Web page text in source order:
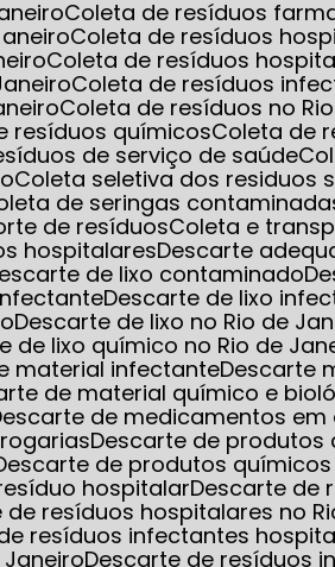
Coleta de resíduos
Coleta de resíduos
Coleta de resíduos
Coleta de resíduos
Coleta de resíduos no
resíduos químicos
Coleta de
de serviço de saúde
Coleta seletiva dos residuos
de seringas
de resíduos
Coleta e
hospitalares Descarte
Descarte de lixo contaminado
Descarte de lixo
Descarte de lixo no Rio de
de lixo químico no Rio de
material infectante
de material químico e
Descarte de medicamentos
Descarte de
Descarte de produtos
hospitalar Descarte
de resíduos hospitalares no
de resíduos infectantes
Janeiro Descarte de